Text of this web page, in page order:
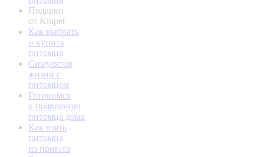
Подарки
от Kinpet
Как выбрать
и купить
питомца
Симулятор
жизни с
питомцем
Готовимся
к появлению
питомца дома
Как взять
питомца
из приюта